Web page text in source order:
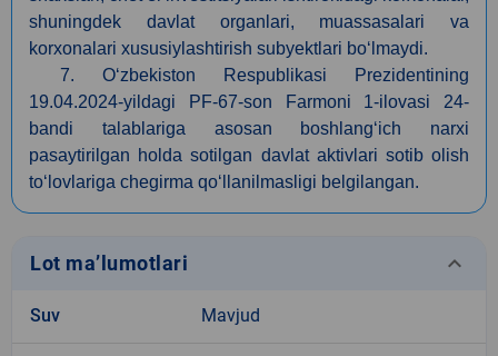
shuningdek davlat organlari, muassasalari va
korxonalari xususiylashtirish subyektlari bo‘lmaydi.
7. O‘zbekiston Respublikasi Prezidentining
19.04.2024-yildagi PF-67-son Farmoni 1-ilovasi 24-
bandi talablariga asosan boshlang‘ich narxi
pasaytirilgan holda sotilgan davlat aktivlari sotib olish
to‘lovlariga chegirma qo‘llanilmasligi belgilangan.
Lot ma’lumotlari keyboard_arrow_down
Suv Mavjud